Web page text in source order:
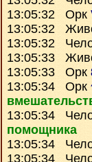
13:05:32 Орк
13:05:32
13:05:32
13:05:33
13:05:33 Орк
13:05:34 Орк
13:05:34
помощника
13:05:34
13:05:34